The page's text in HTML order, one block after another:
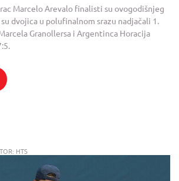
Marcelo Arevalo finalisti su ovogodišnjeg
dvojica u polufinalnom srazu nadjačali 1.
Granollersa i Argentinca Horacija
HTS